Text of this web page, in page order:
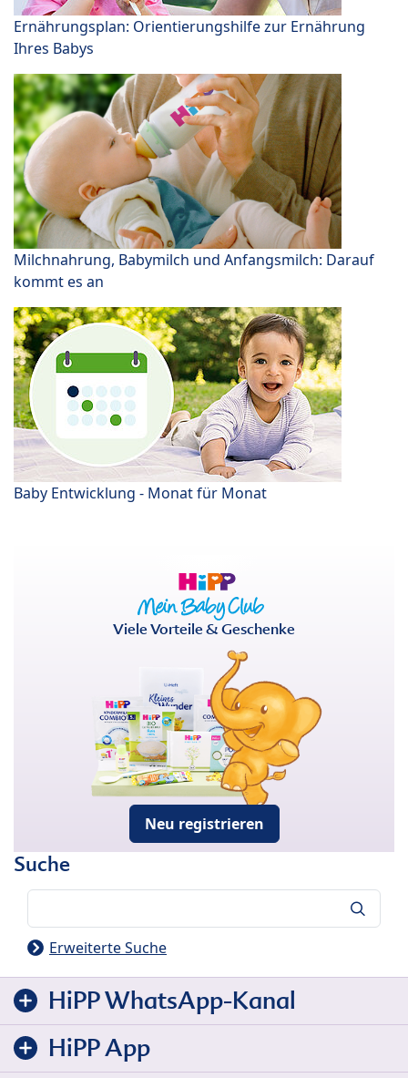
Ernährungsplan: Orientierungshilfe zur Ernährung
Ihres Babys
Milchnahrung, Babymilch und Anfangsmilch: Darauf
kommt es an
Baby Entwicklung - Monat für Monat
Viele Vorteile & Geschenke
Neu registrieren
Suche
Erweiterte Suche
HiPP WhatsApp-Kanal
HiPP App